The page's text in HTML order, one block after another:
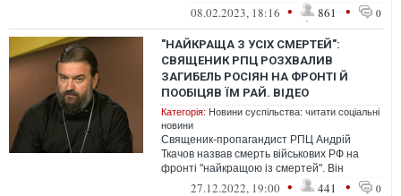
церкви закликав солдатів армії РФ вбивати
08.02.2023, 18:16 • 861 • 0
"НАЙКРАЩА З УСІХ СМЕРТЕЙ":
СВЯЩЕНИК РПЦ РОЗХВАЛИВ
ЗАГИБЕЛЬ РОСІЯН НА ФРОНТІ Й
ПООБІЦЯВ ЇМ РАЙ. ВІДЕО
Категорія: Новини суспільства: читати соціальні
новини
Священик-пропагандист РПЦ Андрій
Ткачов назвав смерть військових РФ на
фронті "найкращою із смертей". Він
закликав молитися за те, щоб загиблі
27.12.2022, 19:00 • 441 • 0